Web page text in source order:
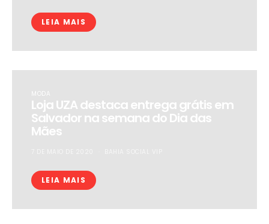
LEIA MAIS
MODA
Loja UZA destaca entrega grátis em
Salvador na semana do Dia das
Mães
LEIA MAIS